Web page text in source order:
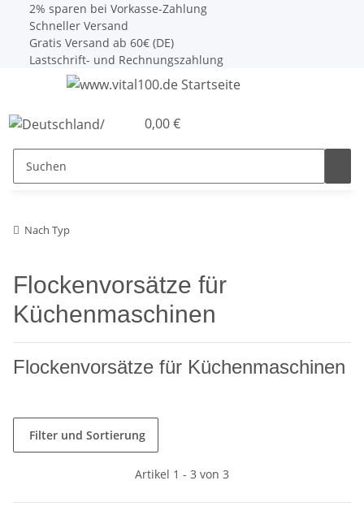
2% sparen bei Vorkasse-Zahlung
Schneller Versand
Gratis Versand ab 60€ (DE)
Lastschrift- und Rechnungszahlung
0,00 €
Nach Typ
Flockenvorsätze für
Küchenmaschinen
Flockenvorsätze für Küchenmaschinen
Filter und Sortierung
Artikel 1 - 3 von 3